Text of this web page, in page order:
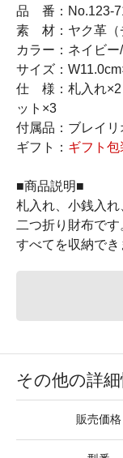
品 番：No.123-
素 材：ヤク革（
カラー：ネイビー
サイズ：
仕 様：札入れ
ット×3
付属品：ブレイ
ギフト： ギフト包
■商品説明■
札入れ、小銭入
二つ折り財布で
すべてを収納でき
その他の詳細
販売価格